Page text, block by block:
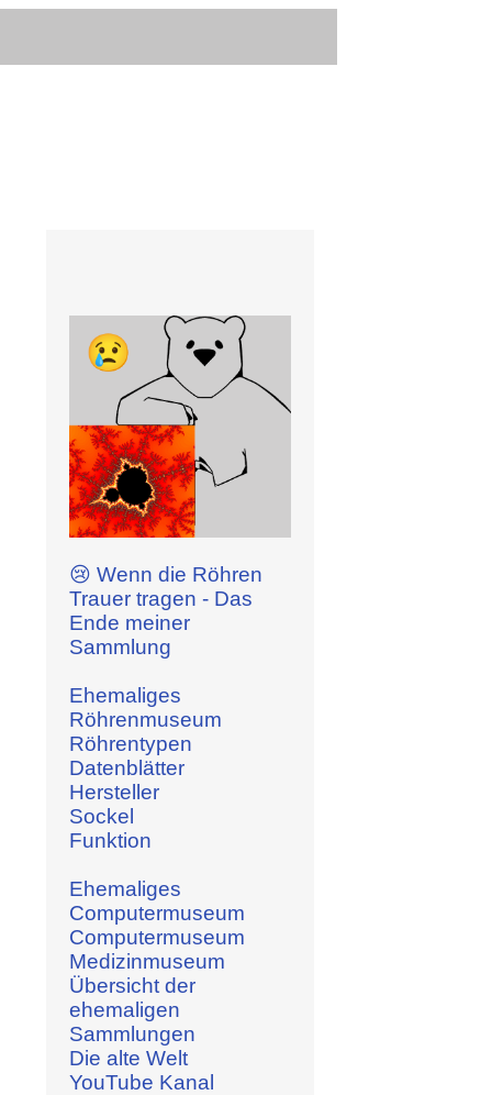
😢 Wenn die Röhren
Trauer tragen - Das
Ende meiner
Sammlung
Ehemaliges
Röhrenmuseum
Röhrentypen
Datenblätter
Hersteller
Sockel
Funktion
Ehemaliges
Computermuseum
Computermuseum
Medizinmuseum
Übersicht der
ehemaligen
Sammlungen
Die alte Welt
YouTube Kanal